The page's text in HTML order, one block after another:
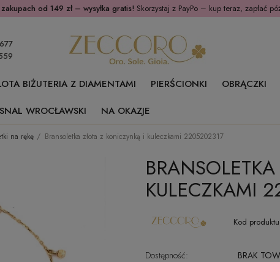
od 149 zł – wysyłka gratis! Skorzystaj z PayPo – kup teraz, zapłać
BIŻUTERIA Z DIAMENTAMI PIERŚCIONKI OBRĄCZKI
WROCŁAWSKI
NA OKAZJE
na rękę Bransoletka złota z koniczynką i kuleczkami 2205202317
KULECZKAMI
Kod
Dostępność: BRAK